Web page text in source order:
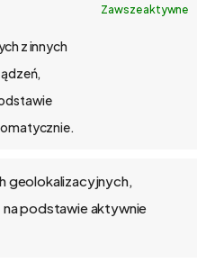
Zawsze aktywne
z innych
geolokalizacyjnych,
podstawie aktywnie